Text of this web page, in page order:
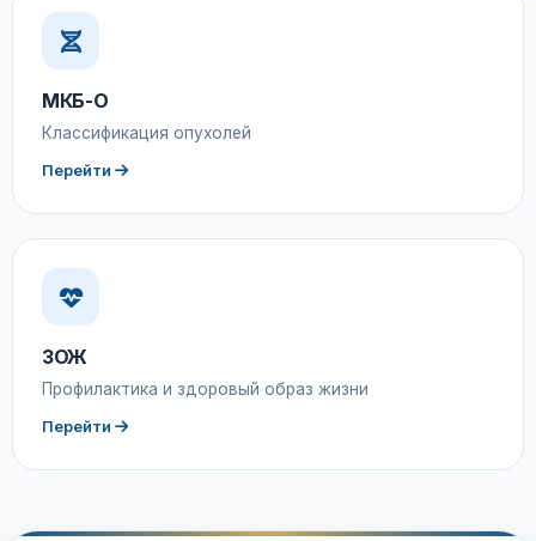
МКБ-О
Классификация опухолей
Перейти
ЗОЖ
Профилактика и здоровый образ жизни
Перейти